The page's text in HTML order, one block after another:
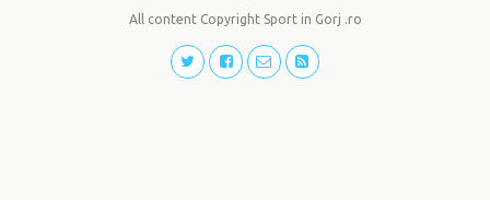
All content Copyright Sport in Gorj .ro